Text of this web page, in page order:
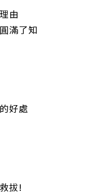
由
滿了知
好處
拔!